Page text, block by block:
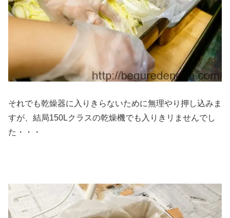
それでも乾燥器に入りきらないために無理やり押し込みま
すが、結局150Lクラスの乾燥機でも入りきリませんでし
た・・・